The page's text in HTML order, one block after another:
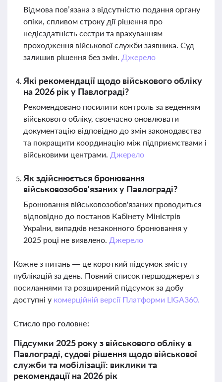
Відмова пов’язана з відсутністю подання органу
опіки, спливом строку дії рішення про
недієздатність сестри та врахуванням
проходження військової служби заявника. Суд
залишив рішення без змін. Джерело
Які рекомендації щодо військового обліку
на 2026 рік у Павлограді?
Рекомендовано посилити контроль за веденням
військового обліку, своєчасно оновлювати
документацію відповідно до змін законодавства
та покращити координацію між підприємствами і
військовими центрами. Джерело
Як здійснюється бронювання
військовозобов'язаних у Павлограді?
Бронювання військовозобов'язаних проводиться
відповідно до постанов Кабінету Міністрів
України, випадків незаконного бронювання у
2025 році не виявлено. Джерело
Кожне з питань — це короткий підсумок змісту
публікацій за день. Повний список першоджерел з
посиланнями та розширений підсумок за добу
доступні у комерційній версії Платформи LIGA360.
Стисло про головне:
Підсумки 2025 року з військового обліку в
Павлограді, судові рішення щодо військової
служби та мобілізації: виклики та
рекомендації на 2026 рік